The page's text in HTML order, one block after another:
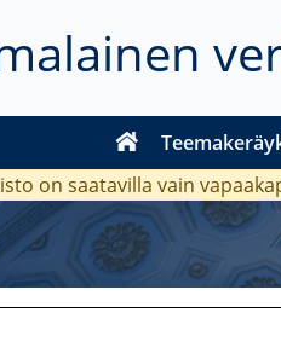
on saatavilla vain